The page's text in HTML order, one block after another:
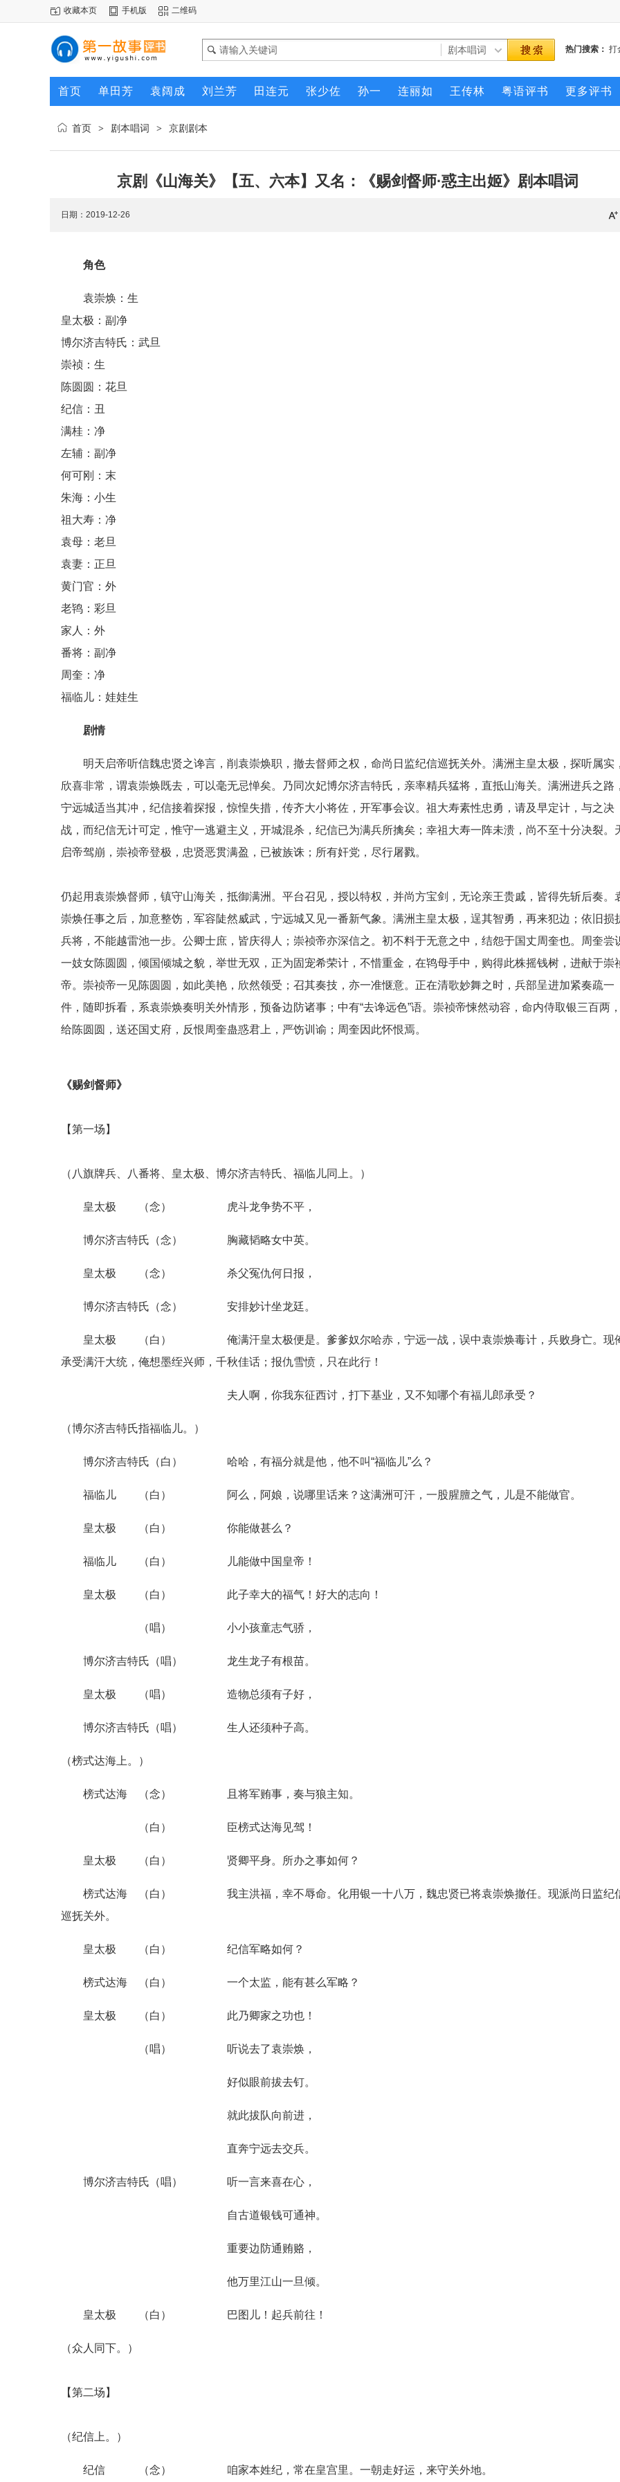
收藏本页 手机版 二维码
热门搜索： 打
首页 单田芳 袁阔成 刘兰芳 田连元 张少佐 孙一 连丽如 王传林 粤语评书 更多评书
首页 > 剧本唱词 > 京剧剧本
京剧《山海关》【五、六本】又名：《赐剑督师·惑主出姬》剧本唱词
日期：2019-12-26
角色
袁崇焕：生
皇太极：副净
博尔济吉特氏：武旦
崇祯：生
陈圆圆：花旦
纪信：丑
满桂：净
左辅：副净
何可刚：末
朱海：小生
祖大寿：净
袁母：老旦
袁妻：正旦
黄门官：外
老鸨：彩旦
家人：外
番将：副净
周奎：净
福临儿：娃娃生
剧情
明天启帝听信魏忠贤之谗言，削袁崇焕职，撤去督师之权，命尚日监纪信巡抚关外。满洲主皇太极，探听属实
欣喜非常，谓袁崇焕既去，可以毫无忌惮矣。乃同次妃博尔济吉特氏，亲率精兵猛将，直抵山海关。满洲进兵之路
宁远城适当其冲，纪信接着探报，惊惶失措，传齐大小将佐，开军事会议。祖大寿素性忠勇，请及早定计，与之决
战，而纪信无计可定，惟守一逃避主义，开城混杀，纪信已为满兵所擒矣；幸祖大寿一阵未溃，尚不至十分决裂。
启帝驾崩，崇祯帝登极，忠贤恶贯满盈，已被族诛；所有奸党，尽行屠戮。
仍起用袁崇焕督师，镇守山海关，抵御满洲。平台召见，授以特权，并尚方宝剑，无论亲王贵戚，皆得先斩后奏。
崇焕任事之后，加意整饬，军容陡然威武，宁远城又见一番新气象。满洲主皇太极，逞其智勇，再来犯边；依旧损
兵将，不能越雷池一步。公卿士庶，皆庆得人；崇祯帝亦深信之。初不料于无意之中，结怨于国丈周奎也。周奎尝
一妓女陈圆圆，倾国倾城之貌，举世无双，正为固宠希荣计，不惜重金，在鸨母手中，购得此株摇钱树，进献于崇
帝。崇祯帝一见陈圆圆，如此美艳，欣然领受；召其奏技，亦一准惬意。正在清歌妙舞之时，兵部呈进加紧奏疏一
件，随即拆看，系袁崇焕奏明关外情形，预备边防诸事；中有“去谗远色”语。崇祯帝悚然动容，命内侍取银三百两
给陈圆圆，送还国丈府，反恨周奎蛊惑君上，严饬训谕；周奎因此怀恨焉。
《赐剑督师》
【第一场】
（八旗牌兵、八番将、皇太极、博尔济吉特氏、福临儿同上。）
皇太极 （念） 虎斗龙争势不平，
博尔济吉特氏（念） 胸藏韬略女中英。
皇太极 （念） 杀父冤仇何日报，
博尔济吉特氏（念） 安排妙计坐龙廷。
皇太极 （白） 俺满汗皇太极便是。爹爹奴尔哈赤，宁远一战，误中袁崇焕毒计，兵败身亡。现
承受满汗大统，俺想墨绖兴师，千秋佳话；报仇雪愤，只在此行！
夫人啊，你我东征西讨，打下基业，又不知哪个有福儿郎承受？
（博尔济吉特氏指福临儿。）
博尔济吉特氏（白） 哈哈，有福分就是他，他不叫“福临儿”么？
福临儿 （白） 阿么，阿娘，说哪里话来？这满洲可汗，一股腥膻之气，儿是不能做官。
皇太极 （白） 你能做甚么？
福临儿 （白） 儿能做中国皇帝！
皇太极 （白） 此子幸大的福气！好大的志向！
（唱） 小小孩童志气骄，
博尔济吉特氏（唱） 龙生龙子有根苗。
皇太极 （唱） 造物总须有子好，
博尔济吉特氏（唱） 生人还须种子高。
（榜式达海上。）
榜式达海 （念） 且将军贿事，奏与狼主知。
（白） 臣榜式达海见驾！
皇太极 （白） 贤卿平身。所办之事如何？
榜式达海 （白） 我主洪福，幸不辱命。化用银一十八万，魏忠贤已将袁崇焕撤任。现派尚日监纪
巡抚关外。
皇太极 （白） 纪信军略如何？
榜式达海 （白） 一个太监，能有甚么军略？
皇太极 （白） 此乃卿家之功也！
（唱） 听说去了袁崇焕，
好似眼前拔去钉。
就此拔队向前进，
直奔宁远去交兵。
博尔济吉特氏（唱） 听一言来喜在心，
自古道银钱可通神。
重要边防通贿赂，
他万里江山一旦倾。
皇太极 （白） 巴图儿！起兵前往！
（众人同下。）
【第二场】
（纪信上。）
纪信 （念） 咱家本姓纪，常在皇宫里。一朝走好运，来守关外地。